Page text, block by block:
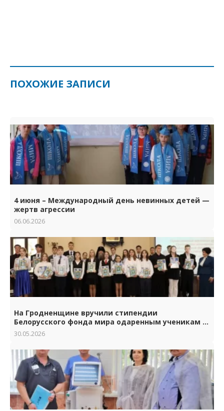
ПОХОЖИЕ ЗАПИСИ
4 июня – Международный день невинных детей —
жертв агрессии
06.06.2026
На Гродненщине вручили стипендии
Белорусского фонда мира одаренным ученикам и
студентам.
30.05.2026